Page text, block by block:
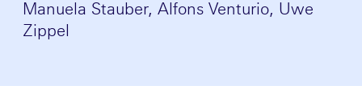
Manuela Stauber, Alfons Venturio, Uwe
Zippel